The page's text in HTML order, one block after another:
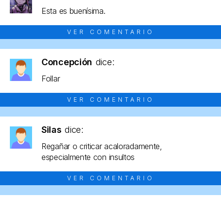
Esta es buenísima.
VER COMENTARIO
Concepción dice:
Follar
VER COMENTARIO
Silas dice:
Regañar o criticar acaloradamente,
especialmente con insultos
VER COMENTARIO